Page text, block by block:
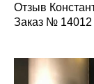
Отзыв
Заказ № 14012